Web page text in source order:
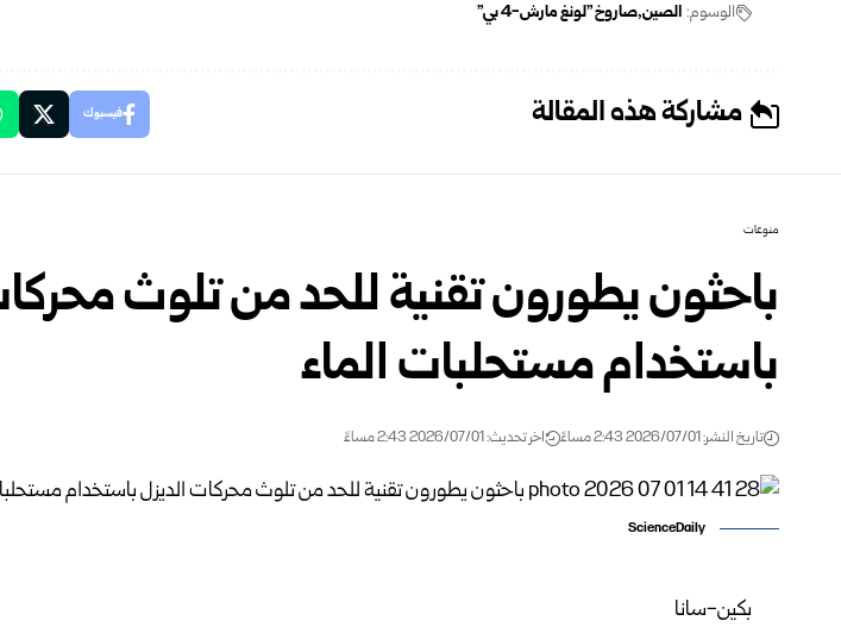
الوسوم: الصين صاروخ "لونغ مارش-4 بي"
مشاركة هذه المقالة فيسبوك
منوعات
باحثون يطورون تقنية للحد من تلوث
باستخدام مستحلبات الماء
تاريخ النشر: 2026/07/01 2:43 مساءً اخر تحديث: 2026/07/01 2:43 مساءً
ScienceDaily
بكين-سانا